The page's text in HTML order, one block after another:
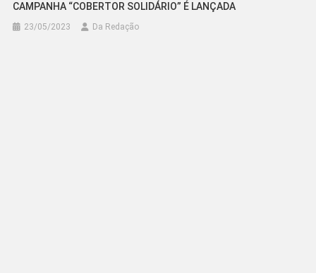
CAMPANHA “COBERTOR SOLIDÁRIO” É LANÇADA
23/05/2023 Da Redação